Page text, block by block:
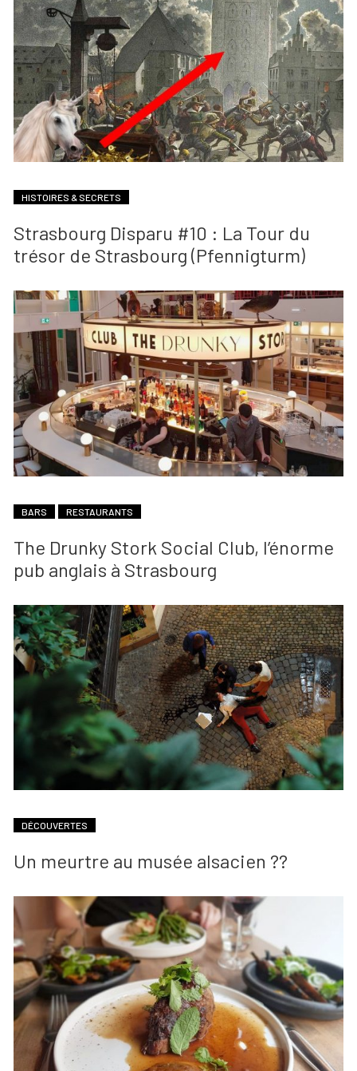
HISTOIRES & SECRETS
Strasbourg Disparu #10 : La Tour du
trésor de Strasbourg (Pfennigturm)
BARS RESTAURANTS
The Drunky Stork Social Club, l’énorme
pub anglais à Strasbourg
DÉCOUVERTES
Un meurtre au musée alsacien ??